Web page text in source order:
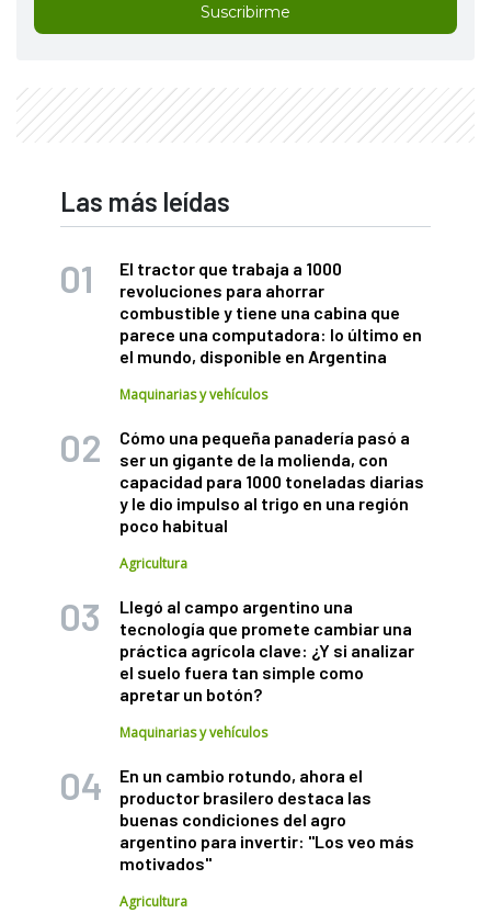
Suscribirme
Las más leídas
El tractor que trabaja a 1000
revoluciones para ahorrar
combustible y tiene una cabina que
parece una computadora: lo último en
el mundo, disponible en Argentina
Maquinarias y vehículos
Cómo una pequeña panadería pasó a
ser un gigante de la molienda, con
capacidad para 1000 toneladas diarias
y le dio impulso al trigo en una región
poco habitual
Agricultura
Llegó al campo argentino una
tecnología que promete cambiar una
práctica agrícola clave: ¿Y si analizar
el suelo fuera tan simple como
apretar un botón?
Maquinarias y vehículos
En un cambio rotundo, ahora el
productor brasilero destaca las
buenas condiciones del agro
argentino para invertir: "Los veo más
motivados"
Agricultura